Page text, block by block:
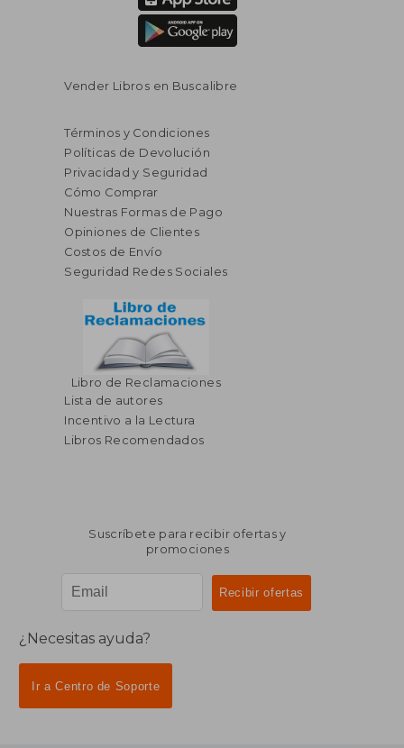
Vender Libros en Buscalibre
Términos y Condiciones
Políticas de Devolución
Privacidad y Seguridad
Cómo Comprar
Nuestras Formas de Pago
Opiniones de Clientes
Costos de Envío
Seguridad Redes Sociales
Libro de Reclamaciones
Lista de autores
Incentivo a la Lectura
Libros Recomendados
Suscríbete para recibir ofertas y
promociones
¿Necesitas ayuda?
Ir a Centro de Soporte